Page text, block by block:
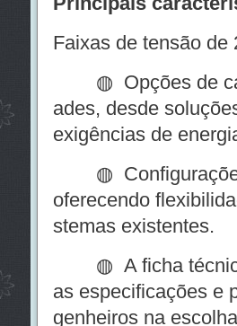
Faixas de tensão de
◍ Opções de
ades, desde
exigências de
◍ Configurações
oferecendo
stemas existentes.
◍ A ficha técnica
as especificações e
genheiros na